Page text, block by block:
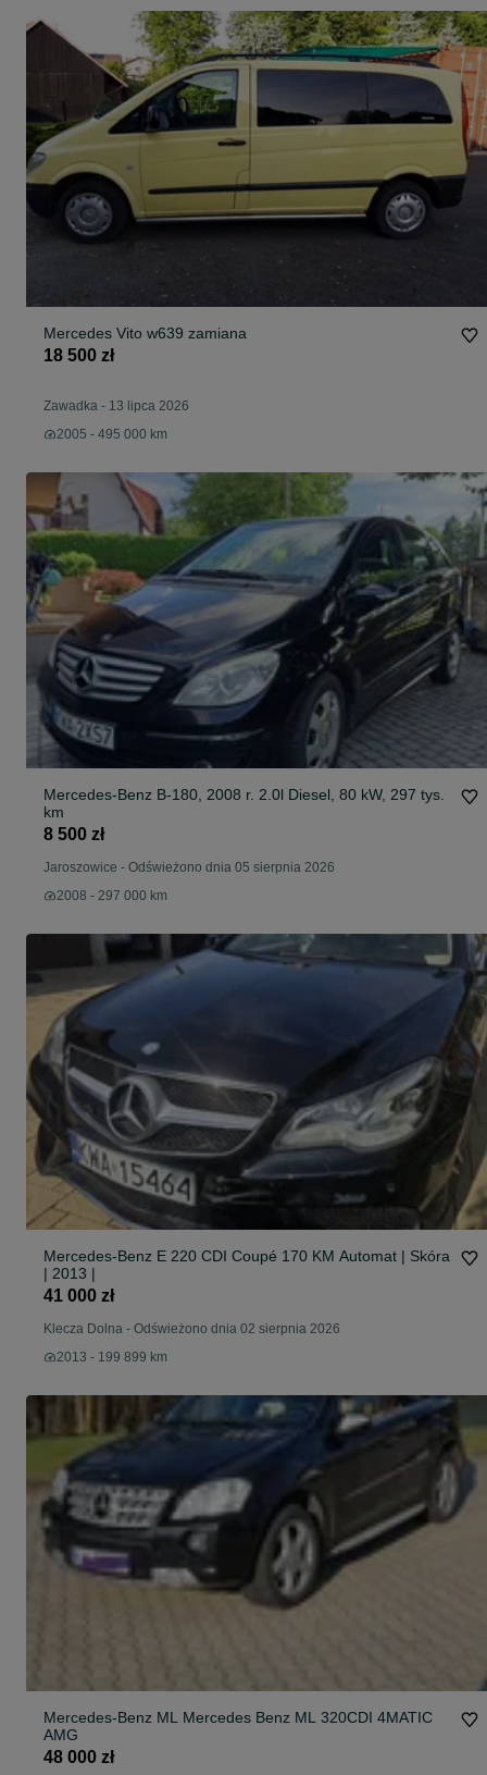
Mercedes Vito w639 zamiana
18 500 zł
Zawadka - 13 lipca 2026
2005 - 495 000 km
Mercedes-Benz B-180, 2008 r. 2.0l Diesel, 80 kW, 297 tys.
km
8 500 zł
Jaroszowice - Odświeżono dnia 05 sierpnia 2026
2008 - 297 000 km
Mercedes-Benz E 220 CDI Coupé 170 KM Automat | Skóra
| 2013 |
41 000 zł
Klecza Dolna - Odświeżono dnia 02 sierpnia 2026
2013 - 199 899 km
Mercedes-Benz ML Mercedes Benz ML 320CDI 4MATIC
AMG
48 000 zł